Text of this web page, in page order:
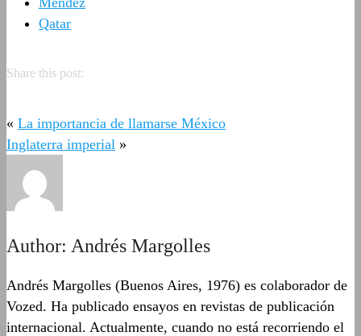
Qatar
Share this post:
« La importancia de llamarse México
Inglaterra imperial »
Author: Andrés Margolles
Andrés Margolles (Buenos Aires, 1976) es colaborador de
Vozed. Ha publicado ensayos en revistas de publicación
internacional. Actualmente, cuando no está recorriendo el